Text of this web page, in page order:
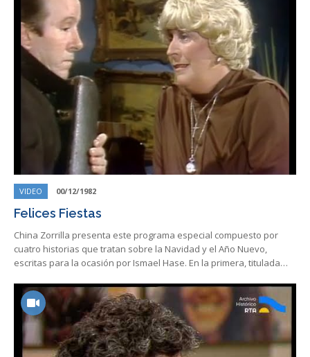
VIDEO 00/12/1982
Felices Fiestas
China Zorrilla presenta este programa especial compuesto por
cuatro historias que tratan sobre la Navidad y el Año Nuevo,
escritas para la ocasión por Ismael Hase. En la primera, titulada…